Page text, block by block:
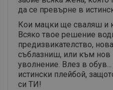
да се превърне в
Кои мацки ще сваляш и
Всяко твое решение
предизвикателство,
съблазниш, или към нов
уволнение. Влез в
истински плейбой,
си ТИ!